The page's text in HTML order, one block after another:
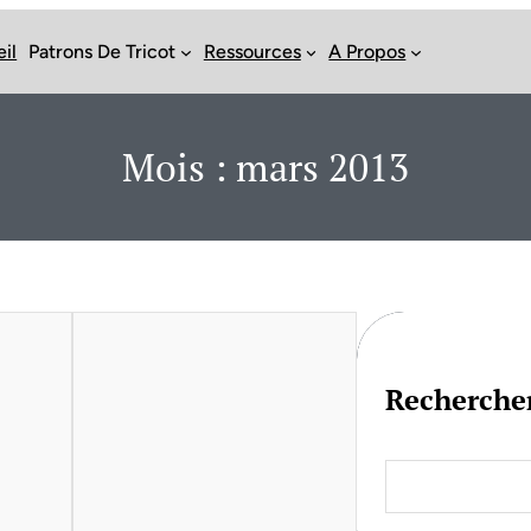
Patrons De Tricot Ressources A Propos
Mois : mars 2013
a